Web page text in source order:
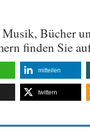
Bücher
finden Sie
mitteilen
twittern